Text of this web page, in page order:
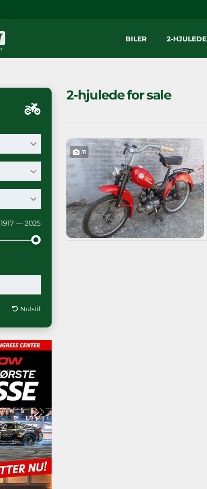
BILER 2-HJULEDE
1917 — 2025
Nulstil
2-hjulede for sale
11